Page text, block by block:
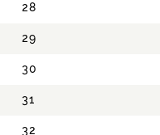
28
29
30
31
32